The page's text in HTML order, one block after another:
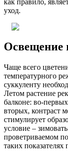
уход.
Освещение
Чаще всего
температурного
суккуленту
Летом растение
балконе: во-
вторых, контраст
стимулирует
условие –
проветриваемом
таких